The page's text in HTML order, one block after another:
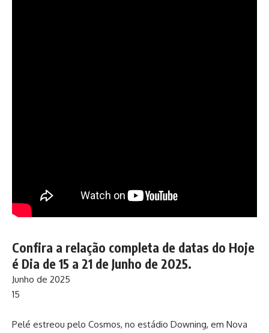
Confira a relação completa de datas do Hoje
é Dia de 15 a 21 de Junho de 2025.
Junho de 2025
15
Pelé estreou pelo Cosmos, no estádio Downing, em Nova